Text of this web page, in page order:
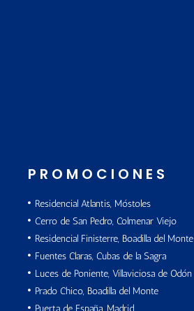
PROMOCIONES
Residencial Atlantis, Móstoles
Cerro de San Pedro, Colmenar Viejo
Residencial Finisterre, Boadilla del Monte
Fuentes Claras, Cubas de la Sagra
Luces de Poniente, Villaviciosa de Odón
Prado Chico, Boadilla del Monte
Puerta de España, Madrid